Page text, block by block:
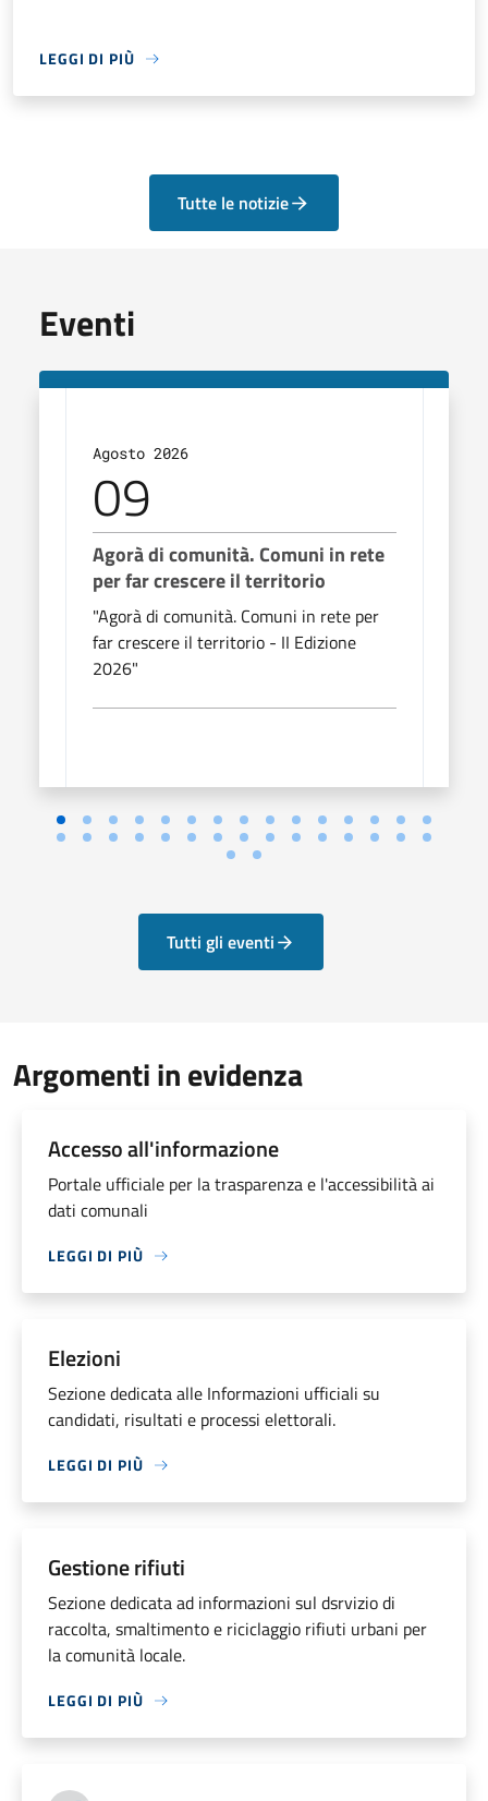
LEGGI DI PIÙ
Tutte le notizie
Eventi
Agosto 2026
09
Agorà di comunità. Comuni in rete
per far crescere il territorio
"Agorà di comunità. Comuni in rete per
far crescere il territorio - II Edizione
2026"
Tutti gli eventi
Argomenti in evidenza
Accesso all'informazione
Portale ufficiale per la trasparenza e l'accessibilità ai
dati comunali
LEGGI DI PIÙ
Elezioni
Sezione dedicata alle Informazioni ufficiali su
candidati, risultati e processi elettorali.
LEGGI DI PIÙ
Gestione rifiuti
Sezione dedicata ad informazioni sul dsrvizio di
raccolta, smaltimento e riciclaggio rifiuti urbani per
la comunità locale.
LEGGI DI PIÙ